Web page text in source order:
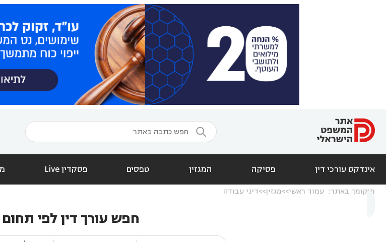

אינדקס עורכי דין פסיקה המגזין טפסים פסקדין Live
מיקומך באתר: עמוד ראשי מגזין דיני עבודה
חפש עורך דין לפי